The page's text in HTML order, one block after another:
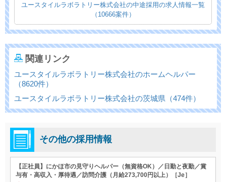
ユースタイルラボラトリー株式会社の中途採用の求人情報一覧
（10666案件）
関連リンク
ユースタイルラボラトリー株式会社のホームヘルパー
（8620件）
ユースタイルラボラトリー株式会社の茨城県（474件）
その他の採用情報
【正社員】にかほ市の見守りヘルパー（無資格OK）／日勤と夜勤／賞
与有・高収入・厚待遇／訪問介護（月給273,700円以上）［Je］